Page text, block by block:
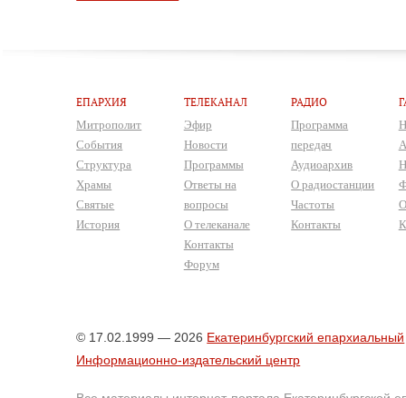
ЕПАРХИЯ
Митрополит
События
Структура
Храмы
Святые
История
ТЕЛЕКАНАЛ
Эфир
Новости
Программы
Ответы на
вопросы
О телеканале
Контакты
Форум
РАДИО
Программа
передач
Аудиоархив
О радиостанции
Частоты
Контакты
© 17.02.1999 — 2026 Екатеринбургский епархиальный
Информационно-издательский центр